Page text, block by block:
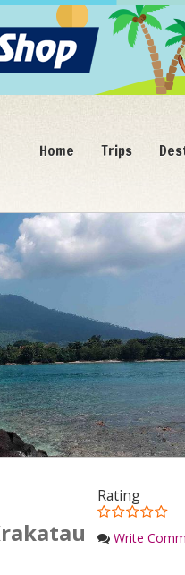
Home Trips
Rating
Write